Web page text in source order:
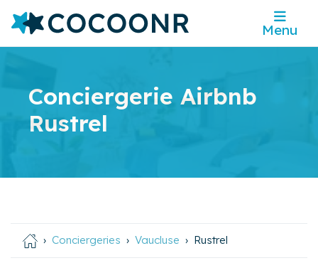
Menu
Conciergerie Airbnb
Rustrel
Conciergeries Vaucluse Rustrel